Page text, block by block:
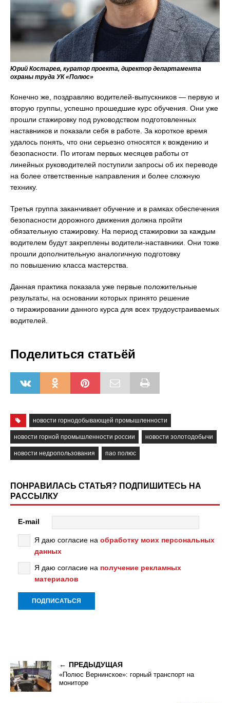
Юрий Костарев, куратор проекта, директор департамента
охраны труда УК «Полюс»
Конечно же, поздравляю водителей-выпускников — первую и
вторую группы, успешно прошедшие курс обучения. Они уже
прошли стажировку под руководством подготовленных
наставников и показали себя в работе. За короткое время
удалось понять, что они серьезно относятся к вождению и
безопасности. По итогам первых месяцев работы от
линейных руководителей поступили запросы об их переводе
на более ответственные направления и более сложную
технику.
Третья группа заканчивает обучение и в рамках обеспечения
безопасности дорожного движения должна пройти
обязательную стажировку. На период стажировки за каждым
водителем будут закреплены водители-наставники. Они тоже
прошли дополнительную аналогичную подготовку
по повышению класса мастерства.
Данная практика показала уже первые положительные
результаты, на основании которых принято решение
о тиражировании данного курса для всех трудоустраиваемых
водителей.
Поделиться статьёй
новости горнодобывающей промышленности
новости горной промышленности россии новости золотодобычи
новости недропользования пао полюс
ПОНРАВИЛАСЬ СТАТЬЯ? ПОДПИШИТЕСЬ НА
РАССЫЛКУ
E-mail
Я даю согласие на обработку моих персональных
данных
Я даю согласие на получение рекламных
материалов
ПРЕДЫДУЩАЯ
«Полюс Вернинское»: горный транспорт на
мониторе